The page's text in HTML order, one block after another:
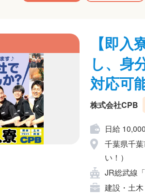
【即
し、身
対応可
株式会社CPB
日給
千葉県千
い！）
JR総武線
建設・土